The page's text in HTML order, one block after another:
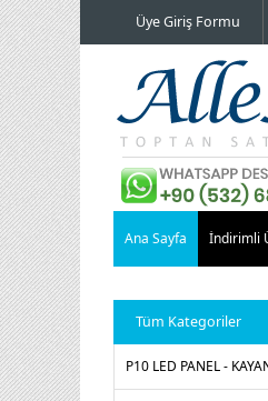
Üye Giriş Formu
Ana Sayfa İndirimli
Tüm Kategoriler
P10 LED PANEL -